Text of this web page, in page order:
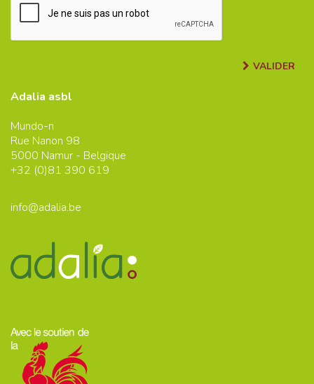
VALIDER
Adalia asbl
Mundo-n
Rue Nanon 98
5000 Namur - Belgique
+32 (0)81 390 619
info@adalia.be